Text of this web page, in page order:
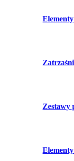
Zestawy